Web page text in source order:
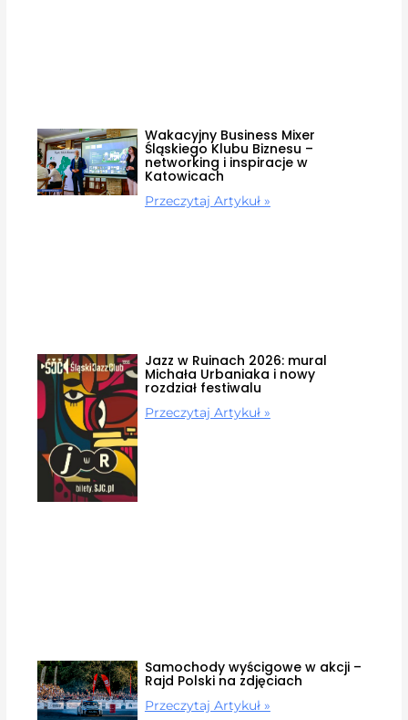
Wakacyjny Business Mixer
Śląskiego Klubu Biznesu –
networking i inspiracje w
Katowicach
Przeczytaj Artykuł »
Jazz w Ruinach 2026: mural
Michała Urbaniaka i nowy
rozdział festiwalu
Przeczytaj Artykuł »
Samochody wyścigowe w akcji –
Rajd Polski na zdjęciach
Przeczytaj Artykuł »